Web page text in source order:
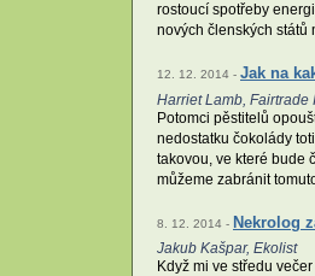
rostoucí spotřeby
nových členských států
12. 12. 2014 - Jak na
Harriet Lamb, Fairtrade
Potomci pěstitelů
nedostatku čokolády
takovou, ve které bude
můžeme zabránit
8. 12. 2014 - Nekrolog
Jakub Kašpar, Ekolist
Když mi ve středu